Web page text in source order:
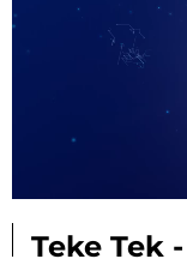
Teke Tek -